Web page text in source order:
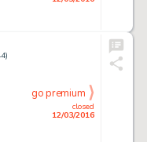
closed
12/03/2016
go premium